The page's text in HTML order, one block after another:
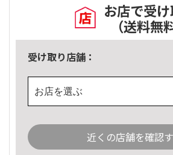
お店で受
（送料無
受け取り店舗：
お店を選ぶ
近くの店舗を確認